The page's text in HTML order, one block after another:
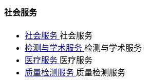
社会服务
社会服务 社会服务
检测与学术服务 检测与学术服务
医疗服务 医疗服务
质量检测服务 质量检测服务